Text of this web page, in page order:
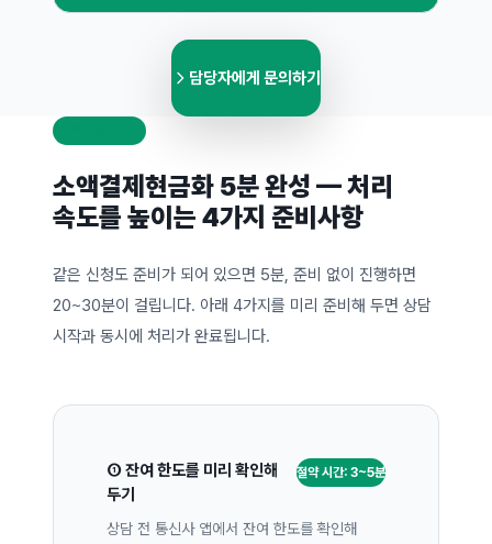
담당자에게 문의하기
소액결제현금화 5분 완성 — 처리
속도를 높이는 4가지 준비사항
같은 신청도 준비가 되어 있으면 5분, 준비 없이 진행하면
20~30분이 걸립니다. 아래 4가지를 미리 준비해 두면 상담
시작과 동시에 처리가 완료됩니다.
① 잔여 한도를 미리 확인해
두기
절약 시간: 3~5분
상담 전 통신사 앱에서 잔여 한도를 확인해